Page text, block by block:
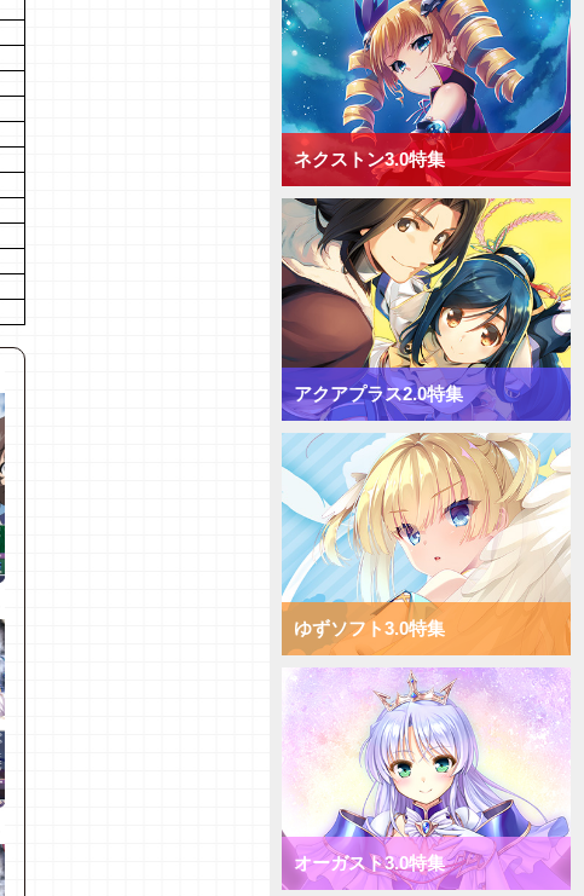
【デッキ紹介】相手の手札を減ら
して制圧！ きゃべつそふと1.0
ミックス月単デッキ
【デッキ紹介】能力値上昇と破棄
でフィールド圧倒！ きゃべつそ
ふと1.0 ミックス雪単デッキ
【デッキ紹介】ドローするかAP
強化か！ Navel2.0 ミックス日
単デッキ
【デッキ紹介】大型キャラを全体
強化！ Navel2.0 ミックス宙単
デッキ
【デッキ紹介】[手札宣言能力]を
連発！ Navel2.0 ミックス花単
デッキ
【デッキ紹介】対応して押し切
れ！ Navel2.0 ミックス月単デ
ッキ
【デッキ紹介】[T]能力を使い倒
してコントロール！ Navel2.0
ミックス雪単デッキ
【デッキ紹介】AP強化で速攻勝
負！ ま～まれぇど1.0 ミックス
日単デッキ
【デッキ紹介】大量コストで圧
倒！ ま～まれぇど1.0 ミックス
宙単デッキ
【デッキ紹介】能力値強化で一点
突破！ ま～まれぇど1.0 ミック
ス花単デッキ
【デッキ紹介】エリアの大量配置
で能力値操作！ ま～まれぇど
1.0 ミックス月単デッキ
【デッキ紹介】相手のキャラを破
棄して強化！ ま～まれぇど1.0
ミックス雪単デッキ
【初心者向けVol.36】それぞれの
カード種類についてご紹介！
ネクストン3.0特集
アクアプラス2.0特集
ゆずソフト3.0特集
オーガスト3.0特集